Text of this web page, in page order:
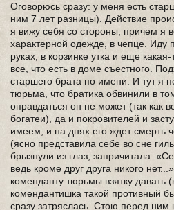
Оговорюсь сразу: у меня есть
ним 7 лет разницы). Действие
я вижу себя со стороны, причем я
характерной одежде, в чепце. Иду
руках, в корзинке утка и еще
все, что есть в доме съестного.
старшего брата по имени. И тут я
тюрьма, что братика обвинили в
оправдаться он не может (так как
богатеи), да и покровителей и
имеем, и на днях его ждет смерть
(ясно представила себе во сне
брызнули из глаз, запричитала:
ведь кроме друг друга никого
коменданту тюрьмы взятку давать
комендантишка такой противный
сразу затряслась. Стою перед ним